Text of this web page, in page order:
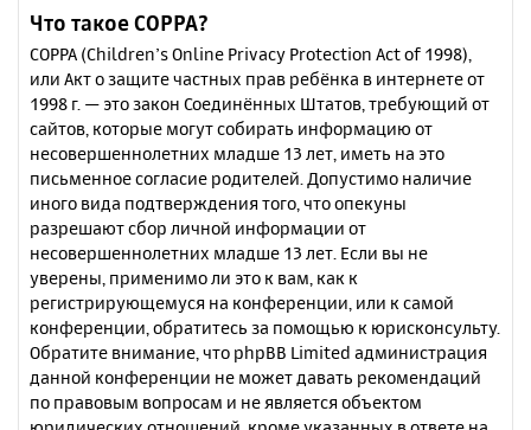
Что такое COPPA?
COPPA (Children’s Online Privacy Protection Act of 1998),
или Акт о защите частных прав ребёнка в интернете от
1998 г. — это закон Соединённых Штатов, требующий от
сайтов, которые могут собирать информацию от
несовершеннолетних младше 13 лет, иметь на это
письменное согласие родителей. Допустимо наличие
иного вида подтверждения того, что опекуны
разрешают сбор личной информации от
несовершеннолетних младше 13 лет. Если вы не
уверены, применимо ли это к вам, как к
регистрирующемуся на конференции, или к самой
конференции, обратитесь за помощью к юрисконсульту.
Обратите внимание, что phpBB Limited администрация
данной конференции не может давать рекомендаций
по правовым вопросам и не является объектом